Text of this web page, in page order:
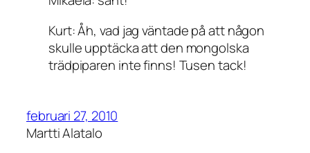
Kurt: Åh, vad jag väntade på att någon
skulle upptäcka att den mongolska
trädpiparen inte finns! Tusen tack!
februari 27, 2010
Martti Alatalo